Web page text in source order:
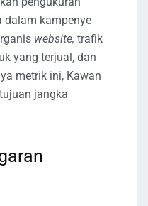
dalam kampenye
website, trafik
yang terjual, dan
metrik ini, Kawan
jangka